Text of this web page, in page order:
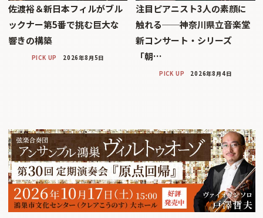
佐渡裕＆新日本フィルがブル
ックナー第5番で挑む巨大な
響きの構築
PICK UP 2026年8月5日
注目ピアニスト3人の素顔に
触れる──神奈川県立音楽堂
新コンサート・シリーズ
「朝…
PICK UP 2026年8月4日